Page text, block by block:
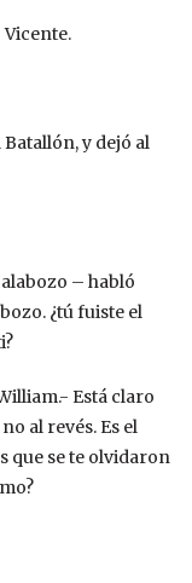
y dejó al
– habló
¿tú fuiste el
Está claro
al revés. Es el
que se te olvidaron